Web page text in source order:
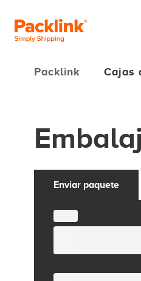
Packlink Cajas
Enviar paquete